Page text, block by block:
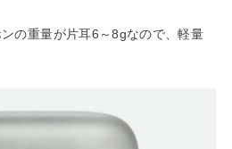
の重量が片耳6～8gなので、軽量